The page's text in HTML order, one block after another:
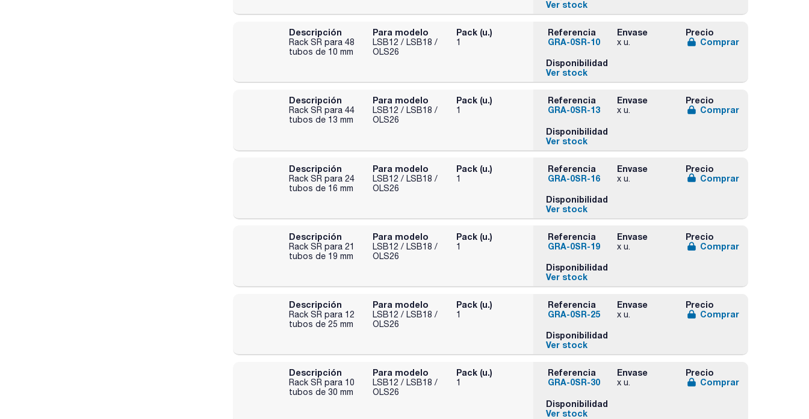
Ver stock
Descripción
Rack SR para 48
tubos de 10 mm
Para modelo
LSB12 / LSB18 /
OLS26
Pack (u.)
1
Referencia
GRA-0SR-10
Envase
x u.
Precio
Comprar
Disponibilidad
Ver stock
Descripción
Rack SR para 44
tubos de 13 mm
Para modelo
LSB12 / LSB18 /
OLS26
Pack (u.)
1
Referencia
GRA-0SR-13
Envase
x u.
Precio
Comprar
Disponibilidad
Ver stock
Descripción
Rack SR para 24
tubos de 16 mm
Para modelo
LSB12 / LSB18 /
OLS26
Pack (u.)
1
Referencia
GRA-0SR-16
Envase
x u.
Precio
Comprar
Disponibilidad
Ver stock
Descripción
Rack SR para 21
tubos de 19 mm
Para modelo
LSB12 / LSB18 /
OLS26
Pack (u.)
1
Referencia
GRA-0SR-19
Envase
x u.
Precio
Comprar
Disponibilidad
Ver stock
Descripción
Rack SR para 12
tubos de 25 mm
Para modelo
LSB12 / LSB18 /
OLS26
Pack (u.)
1
Referencia
GRA-0SR-25
Envase
x u.
Precio
Comprar
Disponibilidad
Ver stock
Descripción
Rack SR para 10
tubos de 30 mm
Para modelo
LSB12 / LSB18 /
OLS26
Pack (u.)
1
Referencia
GRA-0SR-30
Envase
x u.
Precio
Comprar
Disponibilidad
Ver stock